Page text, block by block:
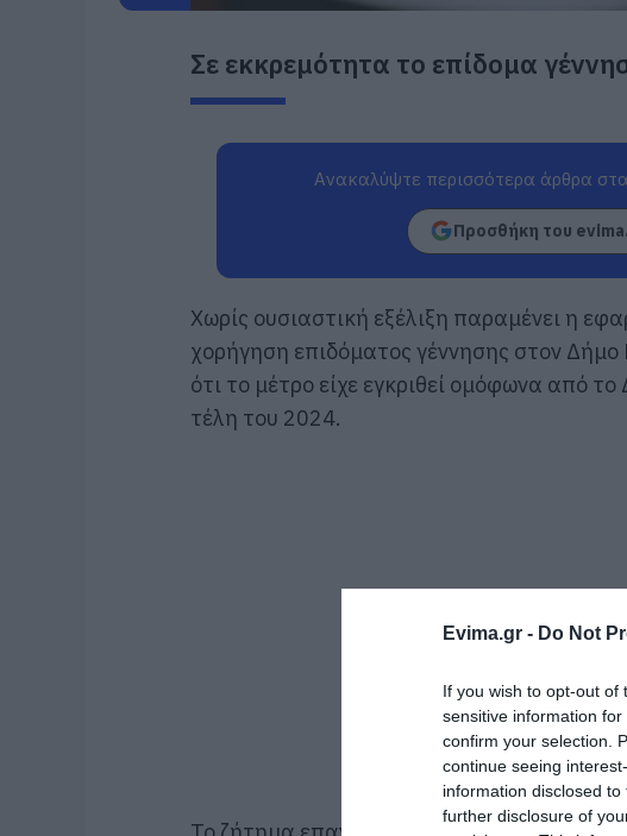
Evima.gr - Do Not
If you wish to opt-out of
sensitive information
confirm your selection.
continue seeing
information disclosed
further disclosure of
Σε εκκρεμότητα το επίδομα
Ανακαλύψτε περισσότερα άρθρα
Προσθήκη του
Χωρίς ουσιαστική εξέλιξη παραμένει η
χορήγηση επιδόματος γέννησης στον
ότι το μέτρο είχε εγκριθεί ομόφωνα από
τέλη του 2024.